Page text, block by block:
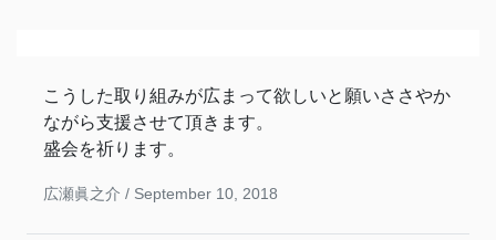
こうした取り組みが広まって欲しいと願いささやか
ながら支援させて頂きます。
盛会を祈ります。
広瀬眞之介 / September 10, 2018